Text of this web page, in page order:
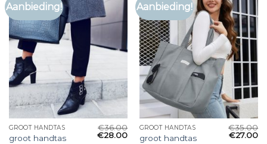
Aanbieding!
GROOT HANDTAS
groot handtas
€36.00
€28.00
Aanbieding!
GROOT HANDTAS
groot handtas
€35.00
€27.00